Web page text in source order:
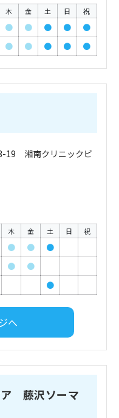
木 金 土 日 祝
● ● ● ●
●
● ● ● ● ●
19 湘南クリニックビ
木 金 土 日 祝
● ●
●
●
●
●
へ
藤沢ソーマ